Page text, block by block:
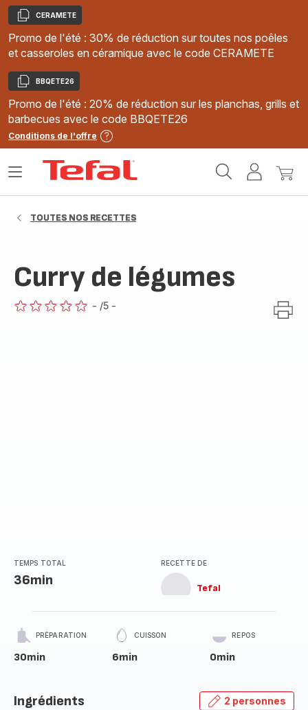
Copier
CERAMETE
Promo de l'été : 30% de réduction sur toutes nos poêles
et casseroles en céramique avec le code CERAMETE
Copier
BBQETE26
Promo de l'été : 20% de réduction sur les planchas, grills et
barbecues avec le code BBQETE26
Conditions de l'offre
MonMon
Ouvrir
TOUTES NOS RECETTES
Curry de légumes
- /5 -
TEMPS TOTAL
36min
RECETTE DE
Tefal
PRÉPARATION
30min
CUISSON
6min
REPOS
0min
Ingrédients 2 personnes